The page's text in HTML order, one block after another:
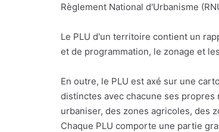
Règlement National d'Urbanisme
Le PLU d'un territoire contient un
et de programmation, le zonage et
En outre, le PLU est axé sur une
distinctes avec chacune ses
urbaniser, des zones agricoles, des
Chaque PLU comporte une partie